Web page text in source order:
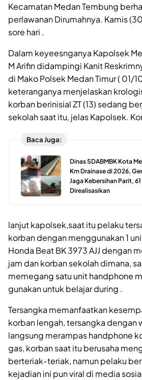
Kecamatan Medan Tembung
perlawanan Dirumahnya. Kamis
sore hari .
Dalam keyeesnganya Kapolsek
M Arifin didampingi Kanit
di Mako Polsek Medan Timur ( 01/
keteranganya menjelaskan
korban berinisial ZT (13) sedang
sekolah saat itu, jelas Kapolsek.
Baca Juga:
Dinas SDABMBK Kota
Km Drainase di 2026,
Jaga Kebersihan Parit,
Direalisasikan
lanjut kapolsek,saat itu pelaku
korban dengan menggunakan 1
Honda Beat BK 3973 AJJ dengan
jam dan korban sekolah dimana,
memegang satu unit handphone
gunakan untuk belajar during .
Tersangka memanfaatkan
korban lengah, tersangka dengan
langsung merampas handphone
gas, korban saat itu berusaha
berteriak-teriak, namun pelaku
kejadian ini pun viral di media